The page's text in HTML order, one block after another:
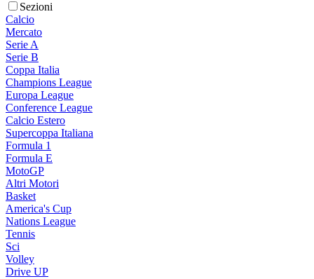
Sezioni
Calcio
Mercato
Serie A
Serie B
Coppa Italia
Champions League
Europa League
Conference League
Calcio Estero
Supercoppa Italiana
Formula 1
Formula E
MotoGP
Altri Motori
Basket
America's Cup
Nations League
Tennis
Sci
Volley
Drive UP